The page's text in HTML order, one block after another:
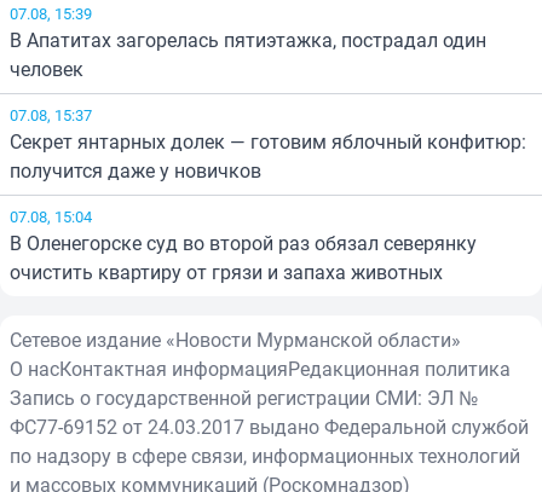
07.08, 15:39
В Апатитах загорелась пятиэтажка, пострадал один
человек
07.08, 15:37
Секрет янтарных долек — готовим яблочный конфитюр:
получится даже у новичков
07.08, 15:04
В Оленегорске суд во второй раз обязал северянку
очистить квартиру от грязи и запаха животных
Сетевое издание «Новости Мурманской области»
О насКонтактная информацияРедакционная политика
Запись о государственной регистрации СМИ: ЭЛ №
ФС77-69152 от 24.03.2017 выдано Федеральной службой
по надзору в сфере связи, информационных технологий
и массовых коммуникаций (Роскомнадзор)